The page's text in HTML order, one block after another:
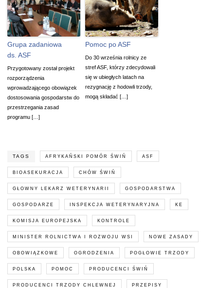
Grupa zadaniowa
ds. ASF
Przygotowany został projekt
rozporządzenia
wprowadzającego obowiązek
dostosowania gospodarstw do
przestrzegania zasad
programu […]
Pomoc po ASF
Do 30 września rolnicy ze
stref ASF, którzy zdecydowali
się w ubiegłych latach na
rezygnację z hodowli trzody,
mogą składać […]
TAGS AFRYKAŃSKI POMÓR ŚWIŃ ASF
BIOASEKURACJA CHÓW ŚWIŃ
GŁOWNY LEKARZ WETERYNARII GOSPODARSTWA
GOSPODARZE INSPEKCJA WETERYNARYJNA KE
KOMISJA EUROPEJSKA KONTROLE
MINISTER ROLNICTWA I ROZWOJU WSI NOWE ZASADY
OBOWIĄZKOWE OGRODZENIA POGŁOWIE TRZODY
POLSKA POMOC PRODUCENCI ŚWIŃ
PRODUCENCI TRZODY CHLEWNEJ PRZEPISY